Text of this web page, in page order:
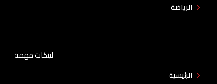
الرياضة
لينكات مهمة
الرئيسية